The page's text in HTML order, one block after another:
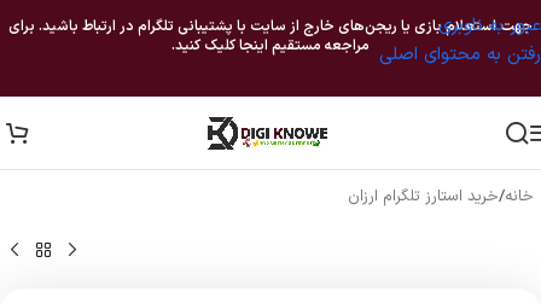
عبور به ناوبری
رفتن به محتوای اصلی
جهت استعلام بازی یا ریجن‌های خارج از سایت با پشتیبانی تلگرام در ارتباط باشید. برای
مراجعه مستقیم اینجا کلیک کنید.
خانه/خرید استارز تلگرام ارزان